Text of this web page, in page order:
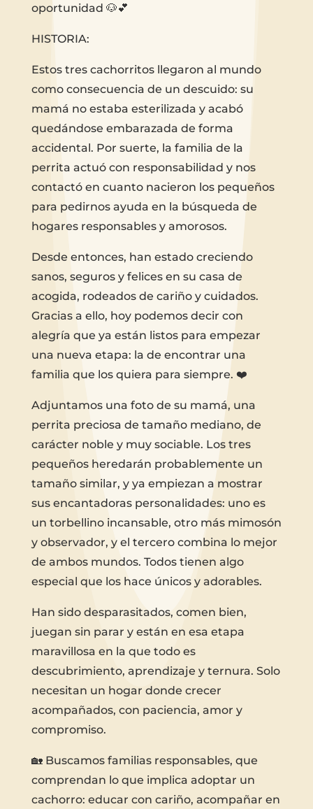
oportunidad 🐶💕
HISTORIA:
Estos tres cachorritos llegaron al mundo
como consecuencia de un descuido: su
mamá no estaba esterilizada y acabó
quedándose embarazada de forma
accidental. Por suerte, la familia de la
perrita actuó con responsabilidad y nos
contactó en cuanto nacieron los pequeños
para pedirnos ayuda en la búsqueda de
hogares responsables y amorosos.
Desde entonces, han estado creciendo
sanos, seguros y felices en su casa de
acogida, rodeados de cariño y cuidados.
Gracias a ello, hoy podemos decir con
alegría que ya están listos para empezar
una nueva etapa: la de encontrar una
familia que los quiera para siempre. ❤️
Adjuntamos una foto de su mamá, una
perrita preciosa de tamaño mediano, de
carácter noble y muy sociable. Los tres
pequeños heredarán probablemente un
tamaño similar, y ya empiezan a mostrar
sus encantadoras personalidades: uno es
un torbellino incansable, otro más mimosón
y observador, y el tercero combina lo mejor
de ambos mundos. Todos tienen algo
especial que los hace únicos y adorables.
Han sido desparasitados, comen bien,
juegan sin parar y están en esa etapa
maravillosa en la que todo es
descubrimiento, aprendizaje y ternura. Solo
necesitan un hogar donde crecer
acompañados, con paciencia, amor y
compromiso.
🏡 Buscamos familias responsables, que
comprendan lo que implica adoptar un
cachorro: educar con cariño, acompañar en